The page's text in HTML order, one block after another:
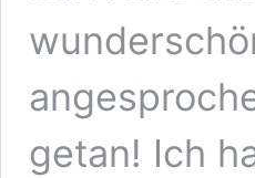
getan! Ich